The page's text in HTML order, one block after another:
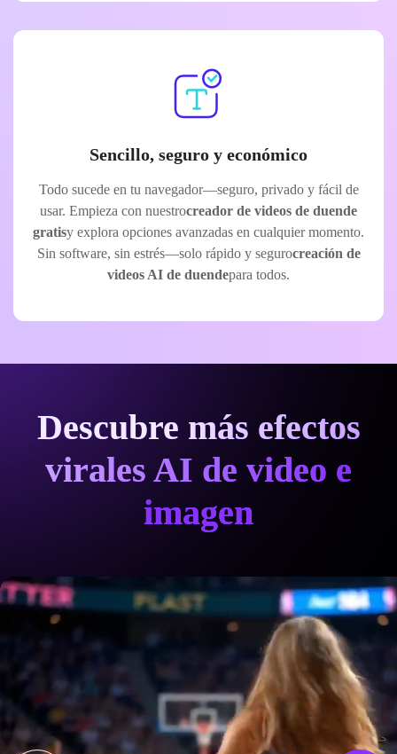
Sencillo, seguro y económico
Todo sucede en tu navegador—seguro, privado y fácil de
usar. Empieza con nuestrocreador de videos de duende
gratisy explora opciones avanzadas en cualquier momento.
Sin software, sin estrés—solo rápido y segurocreación de
videos AI de duendepara todos.
Descubre más efectos
virales AI de video e
imagen